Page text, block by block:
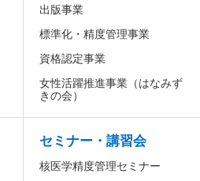
出版事業
標準化・精度管理事業
資格認定事業
女性活躍推進事業 （はなみず
きの会）
セミナー・講習会
核医学精度管理セミナー